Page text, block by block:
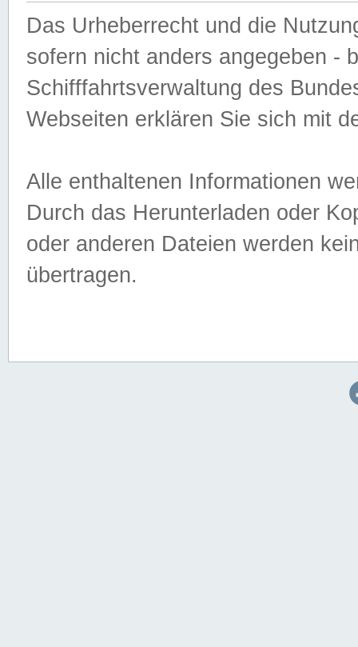
Das Urheberrecht und die
sofern nicht anders angegeben -
Schifffahrtsverwaltung des
Webseiten erklären Sie sich mit
Alle enthaltenen Informationen
Durch das Herunterladen oder
oder anderen Dateien werden
übertragen.